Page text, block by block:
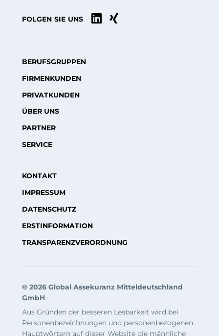
FOLGEN SIE UNS  
BERUFSGRUPPEN
FIRMENKUNDEN
PRIVATKUNDEN
ÜBER UNS
PARTNER
SERVICE
KONTAKT
IMPRESSUM
DATENSCHUTZ
ERSTINFORMATION
TRANSPARENZVERORDNUNG
© 2026 Global Assekuranz Mitteldeutschland
GmbH
Aus Gründen der besseren Lesbarkeit wird bei
Personenbezeichnungen und personenbezogenen
Hauptwörtern auf dieser Website die männliche